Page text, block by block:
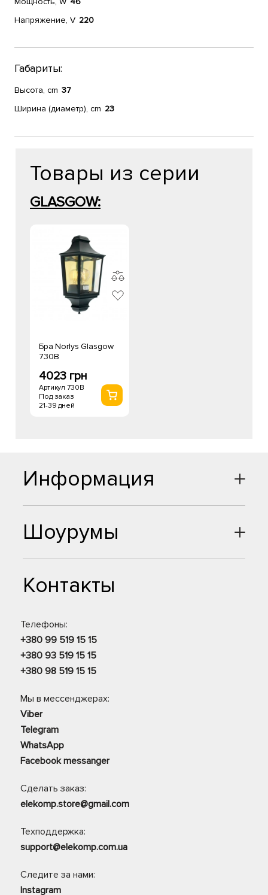
Напряжение, V 220
Габариты:
Высота, cm 37
Ширина (диаметр), cm 23
Товары из серии
GLASGOW:
Бра Norlys Glasgow
730B
4023 грн
Артикул 730B
Под заказ
21-39 дней
Шоурумы
Контакты
Телефоны:
+380 99 519 15 15
+380 93 519 15 15
+380 98 519 15 15
Мы в мессенджерах:
Viber
Telegram
WhatsApp
Facebook messanger
Сделать заказ:
elekomp.store@gmail.com
Техподдержка:
support@elekomp.com.ua
Следите за нами:
Instagram
Информация